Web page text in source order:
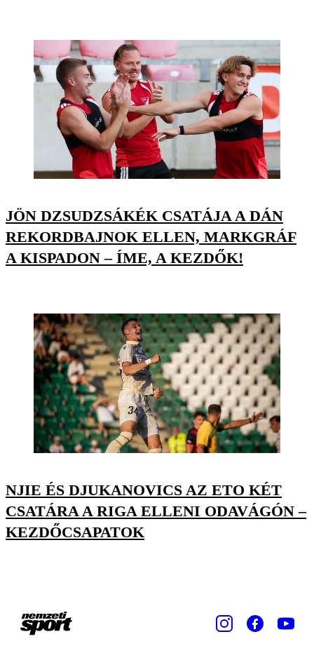
JÖN DZSUDZSÁKÉK CSATÁJA A DÁN
REKORDBAJNOK ELLEN, MARKGRÁF
A KISPADON – ÍME, A KEZDŐK!
NJIE ÉS DJUKANOVICS AZ ETO KÉT
CSATÁRA A RIGA ELLENI ODAVÁGÓN –
KEZDŐCSAPATOK